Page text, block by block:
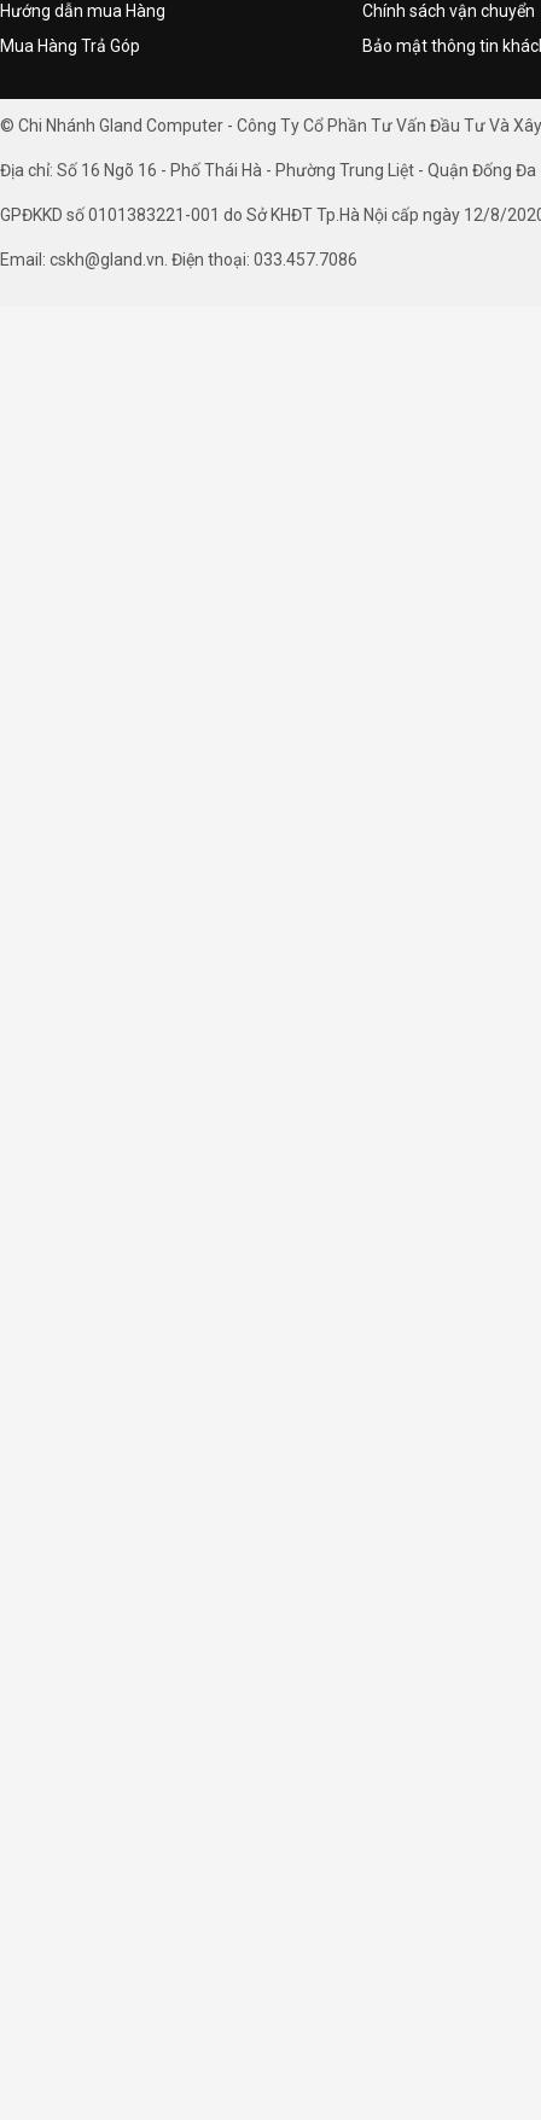
Hướng dẫn mua Hàng
Mua Hàng Trả Góp
Chính sách vận chuyển
Bảo mật thông tin
© Chi Nhánh Gland Computer - Công Ty Cổ Phần Tư Vấn Đầu Tư Và
Địa chỉ: Số 16 Ngõ 16 - Phố Thái Hà - Phường Trung Liệt - Quận Đống Đa
GPĐKKD số 0101383221-001 do Sở KHĐT Tp.Hà Nội cấp ngày 12/8/
Email: cskh@gland.vn. Điện thoại: 033.457.7086